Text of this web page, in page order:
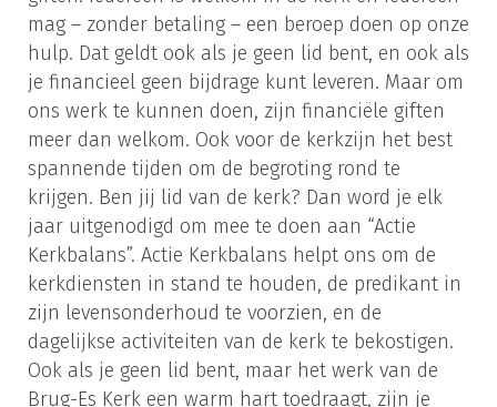
mag – zonder betaling – een beroep doen op onze
hulp. Dat geldt ook als je geen lid bent, en ook als
je financieel geen bijdrage kunt leveren. Maar om
ons werk te kunnen doen, zijn financiële giften
meer dan welkom. Ook voor de kerkzijn het best
spannende tijden om de begroting rond te
krijgen. Ben jij lid van de kerk? Dan word je elk
jaar uitgenodigd om mee te doen aan “Actie
Kerkbalans”. Actie Kerkbalans helpt ons om de
kerkdiensten in stand te houden, de predikant in
zijn levensonderhoud te voorzien, en de
dagelijkse activiteiten van de kerk te bekostigen.
Ook als je geen lid bent, maar het werk van de
Brug-Es Kerk een warm hart toedraagt, zijn je